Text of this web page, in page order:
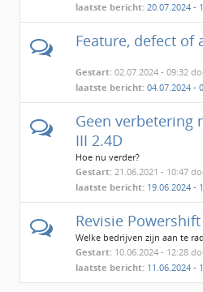
laatste bericht: 20.07.2024 -
Feature, defect of
Gestart: 02.07.2024 - 09:32
laatste bericht: 04.07.2024 -
Geen verbetering
III 2.4D
Hoe nu verder?
Gestart: 21.06.2021 - 10:47
laatste bericht: 19.06.2024 -
Revisie Powershift
Welke bedrijven zijn aan te
Gestart: 10.06.2024 - 12:28
laatste bericht: 11.06.2024 -